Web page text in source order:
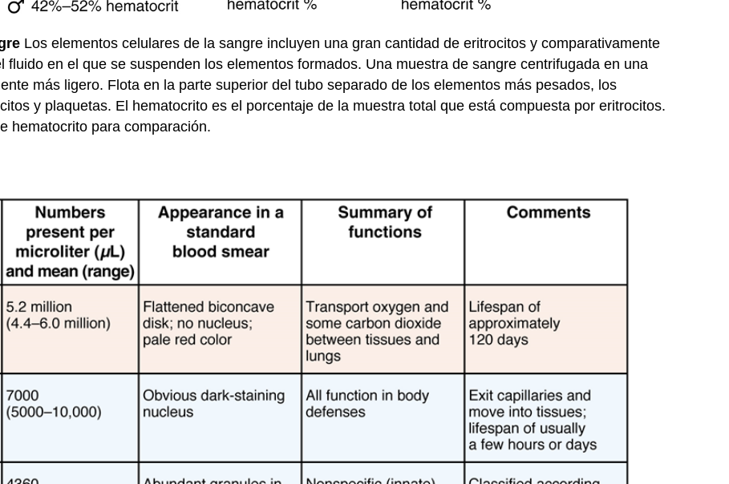
Los elementos celulares de la sangre incluyen una gran cantidad de eritrocitos y comparativamente
en el que se suspenden los elementos formados. Una muestra de sangre centrifugada en una
más ligero. Flota en la parte superior del tubo separado de los elementos más pesados, los
y plaquetas. El hematocrito es el porcentaje de la muestra total que está compuesta por eritrocitos.
hematocrito para comparación.